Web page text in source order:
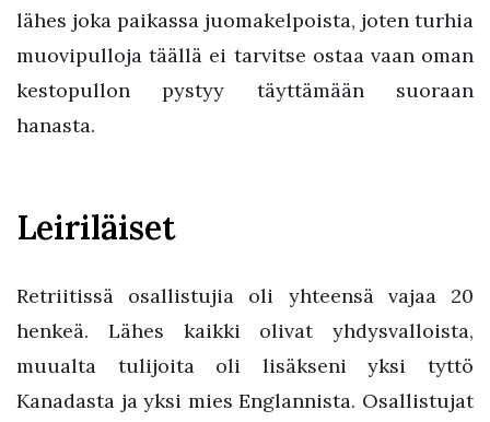
lähes joka paikassa juomakelpoista, joten turhia
muovipulloja täällä ei tarvitse ostaa vaan oman
kestopullon pystyy täyttämään suoraan
hanasta.
Leiriläiset
Retriitissä osallistujia oli yhteensä vajaa 20
henkeä. Lähes kaikki olivat yhdysvalloista,
muualta tulijoita oli lisäkseni yksi tyttö
Kanadasta ja yksi mies Englannista. Osallistujat